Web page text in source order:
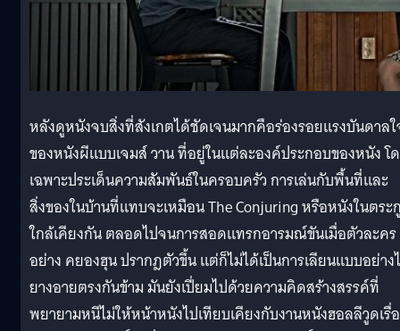
หลังดูหนังจบสิ่งที่สังเกตได้ชัดเจนมากคือร่องรอยแรงบันดาล
ของหนังผีแบบเจมส์ วาน ที่อยู่ในแต่ละองค์ประกอบของหนัง โ
เฉพาะประเด็นความสัมพันธ์ในครอบครัว การเล่นกับพื้นที่และ
สิ่งของในบ้านที่แทบจะเหมือน The Conjuring หรือหนังในตระ
ใกล้เคียงกัน ตลอดไปจนการสอดแทรกอารมณ์ขันเมื่อตัวละคร
อย่าง คยองฮุน ปรากฎตัวขึ้น แต่ก็ไม่ได้เป็นการเลียนแบบอย่าง
ยางอายตรงกันข้าม มันยังเปี่ยมไปด้วยความคิดสร้างสรรค์ที่
พยายามหนีไม่ให้หน้าหนังไปเทียบเคียงกับงานหนังฮอลลีวูดเรื่